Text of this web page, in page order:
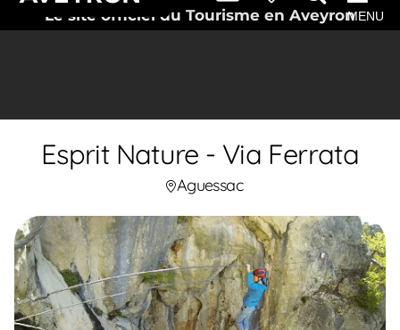
Le site officiel du Tourisme en AveyronMENU
Esprit Nature - Via Ferrata
Aguessac